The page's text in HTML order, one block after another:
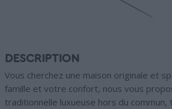
DESCRIPTION
Vous cherchez une maison originale et
famille et votre confort, nous vous
traditionnelle luxueuse hors du commun,